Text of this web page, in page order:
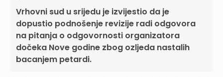
Vrhovni sud u srijedu je izvijestio da je
dopustio podnošenje revizije radi odgovora
na pitanja o odgovornosti organizatora
dočeka Nove godine zbog ozljeda nastalih
bacanjem petardi.